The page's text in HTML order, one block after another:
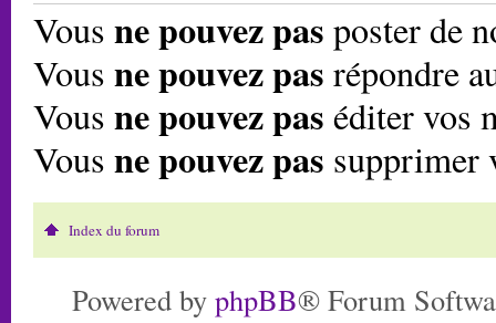
Vous ne pouvez pas poster de
Vous ne pouvez pas répondre
Vous ne pouvez pas éditer vos
Vous ne pouvez pas supprimer
Index du forum
Powered by phpBB® Forum